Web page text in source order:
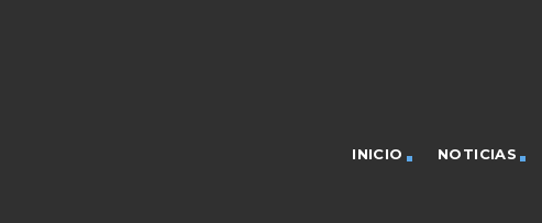
INICIO NOTICIAS